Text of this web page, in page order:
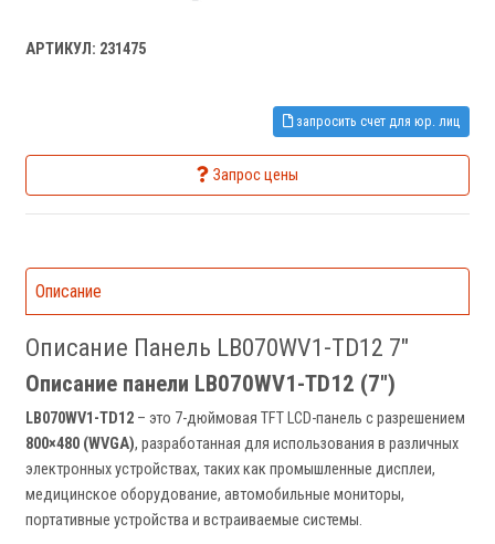
АРТИКУЛ: 231475
запросить счет для юр. лиц
Запрос цены
Описание
Описание Панель LB070WV1-TD12 7"
Описание панели LB070WV1-TD12 (7")
LB070WV1-TD12 – это 7-дюймовая TFT LCD-панель с разрешением
800×480 (WVGA), разработанная для использования в различных
электронных устройствах, таких как промышленные дисплеи,
медицинское оборудование, автомобильные мониторы,
портативные устройства и встраиваемые системы.